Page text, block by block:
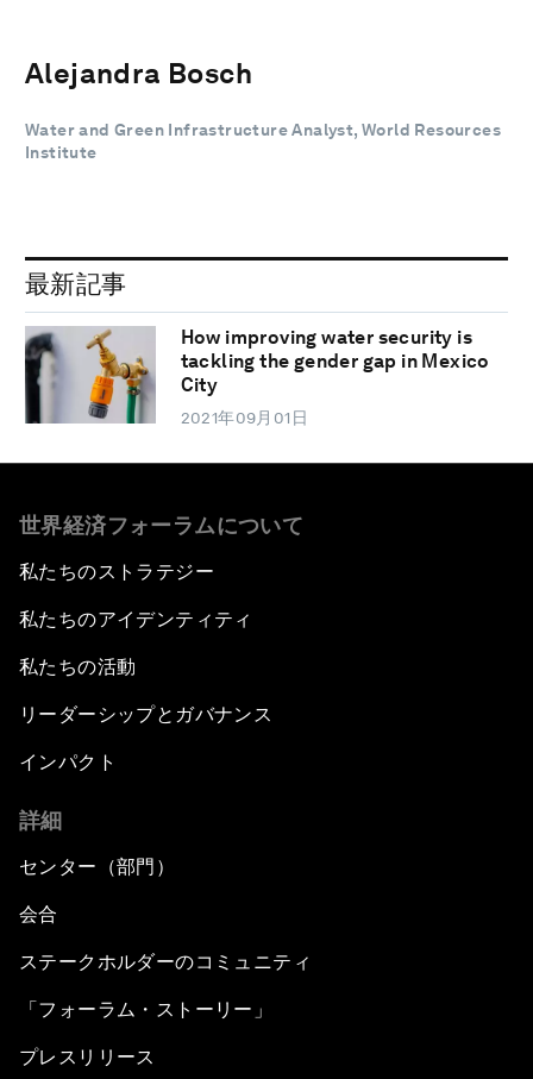
Alejandra Bosch
Water and Green Infrastructure Analyst, World Resources
Institute
最新記事
How improving water security is
tackling the gender gap in Mexico
City
2021年09月01日
世界経済フォーラムについて
私たちのストラテジー
私たちのアイデンティティ
私たちの活動
リーダーシップとガバナンス
インパクト
詳細
センター（部門）
会合
ステークホルダーのコミュニティ
「フォーラム・ストーリー」
プレスリリース